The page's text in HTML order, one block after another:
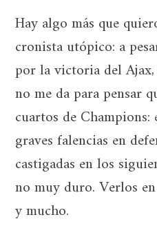
Hay algo más que
cronista utópico: a
por la victoria del
no me da para pensar
cuartos de
graves falencias en
castigadas en los
no muy duro. Verlos
y mucho.